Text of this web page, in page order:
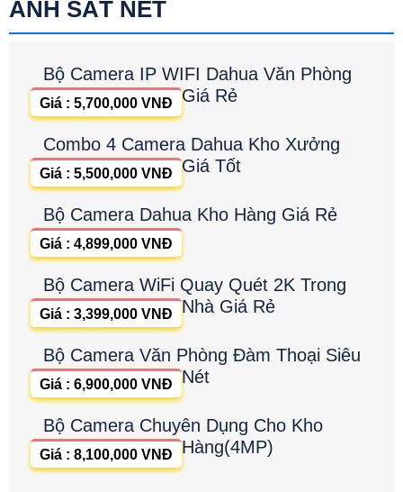
ẢNH SẮT NÉT
Bộ Camera IP WIFI Dahua Văn Phòng
Giá Rẻ
Giá : 5,700,000 VNĐ
Combo 4 Camera Dahua Kho Xưởng
Giá Tốt
Giá : 5,500,000 VNĐ
Bộ Camera Dahua Kho Hàng Giá Rẻ
Giá : 4,899,000 VNĐ
Bộ Camera WiFi Quay Quét 2K Trong
Nhà Giá Rẻ
Giá : 3,399,000 VNĐ
Bộ Camera Văn Phòng Đàm Thoại Siêu
Nét
Giá : 6,900,000 VNĐ
Bộ Camera Chuyên Dụng Cho Kho
Hàng(4MP)
Giá : 8,100,000 VNĐ